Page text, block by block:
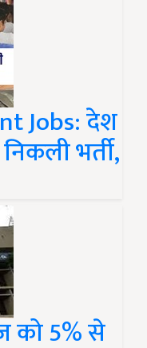
Jobs: देश
भर्ती,
को 5% से